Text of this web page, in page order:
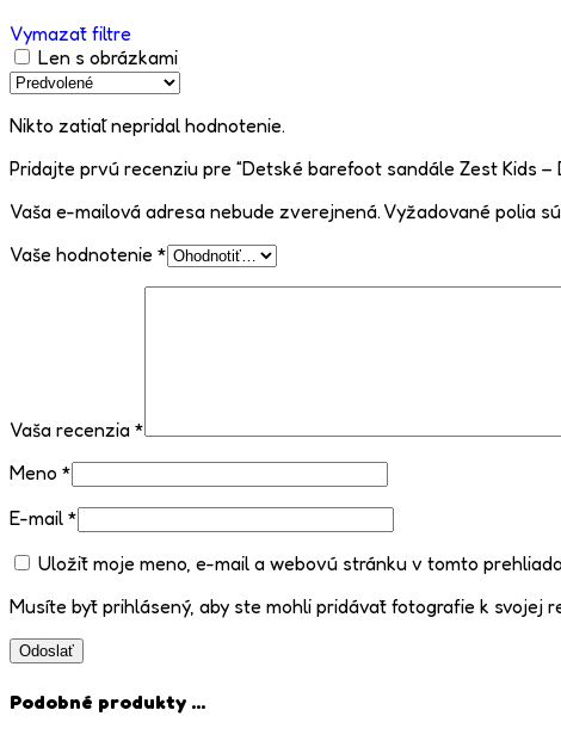
Vymazať filtre
Len s obrázkami
Nikto zatiaľ nepridal hodnotenie.
Pridajte prvú recenziu pre “Detské barefoot sandále Zest Kids –
Vaša e-mailová adresa nebude zverejnená. Vyžadované polia
Vaše hodnotenie *
Vaša recenzia *
Meno *
E-mail *
Uložiť moje meno, e-mail a webovú stránku v tomto
Musíte byť prihlásený, aby ste mohli pridávať fotografie k svojej
Podobné produkty ...